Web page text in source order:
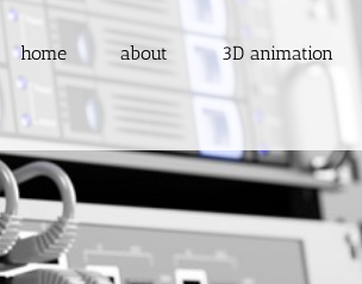
home about 3D animation